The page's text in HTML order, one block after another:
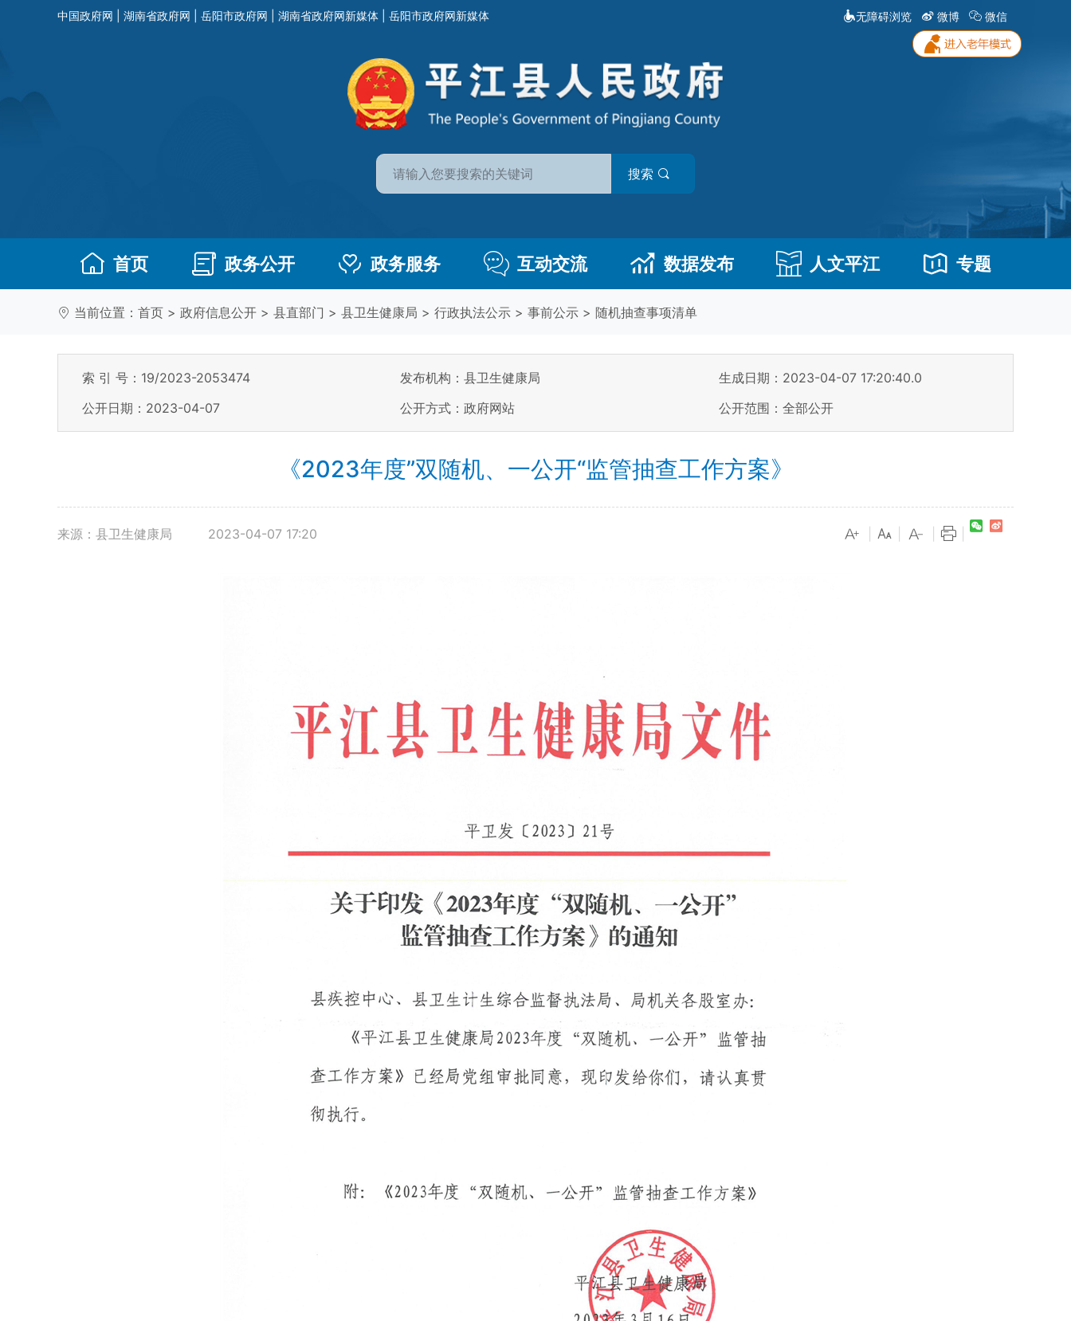
中国政府网 湖南省政府网 岳阳市政府网 湖南省政府网新媒体 岳阳市政府网新媒体 无障碍浏览 微博 微信
搜索
首页 政务公开 政务服务 互动交流 数据发布 人文平江 专题
当前位置： 首页 > 政府信息公开 > 县直部门 > 县卫生健康局 > 行政执法公示 > 事前公示 > 随机抽查事项清单
索 引 号：19/2023-2053474 发布机构：县卫生健康局
生成日期：2023-04-07 17:20:40.0
公开日期：2023-04-07
公开方式：政府网站 公开范围：全部公开
《2023年度”双随机、一公开“监管抽查工作方案》
来源：县卫生健康局 2023-04-07 17:20